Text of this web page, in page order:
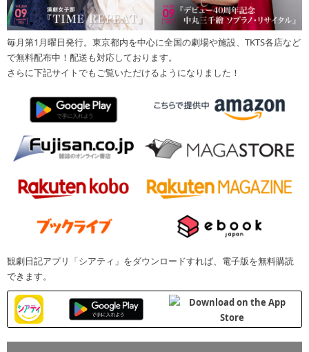
毎月第1月曜日発行。東京都内を中心に全国の劇場や施設、TKTS各店など
で無料配布中！配送も対応しております。
さらに下記サイトでもご覧いただけるようになりました！
観劇日記アプリ「シアティ」をダウンロードすれば、電子版を無料購読
できます。